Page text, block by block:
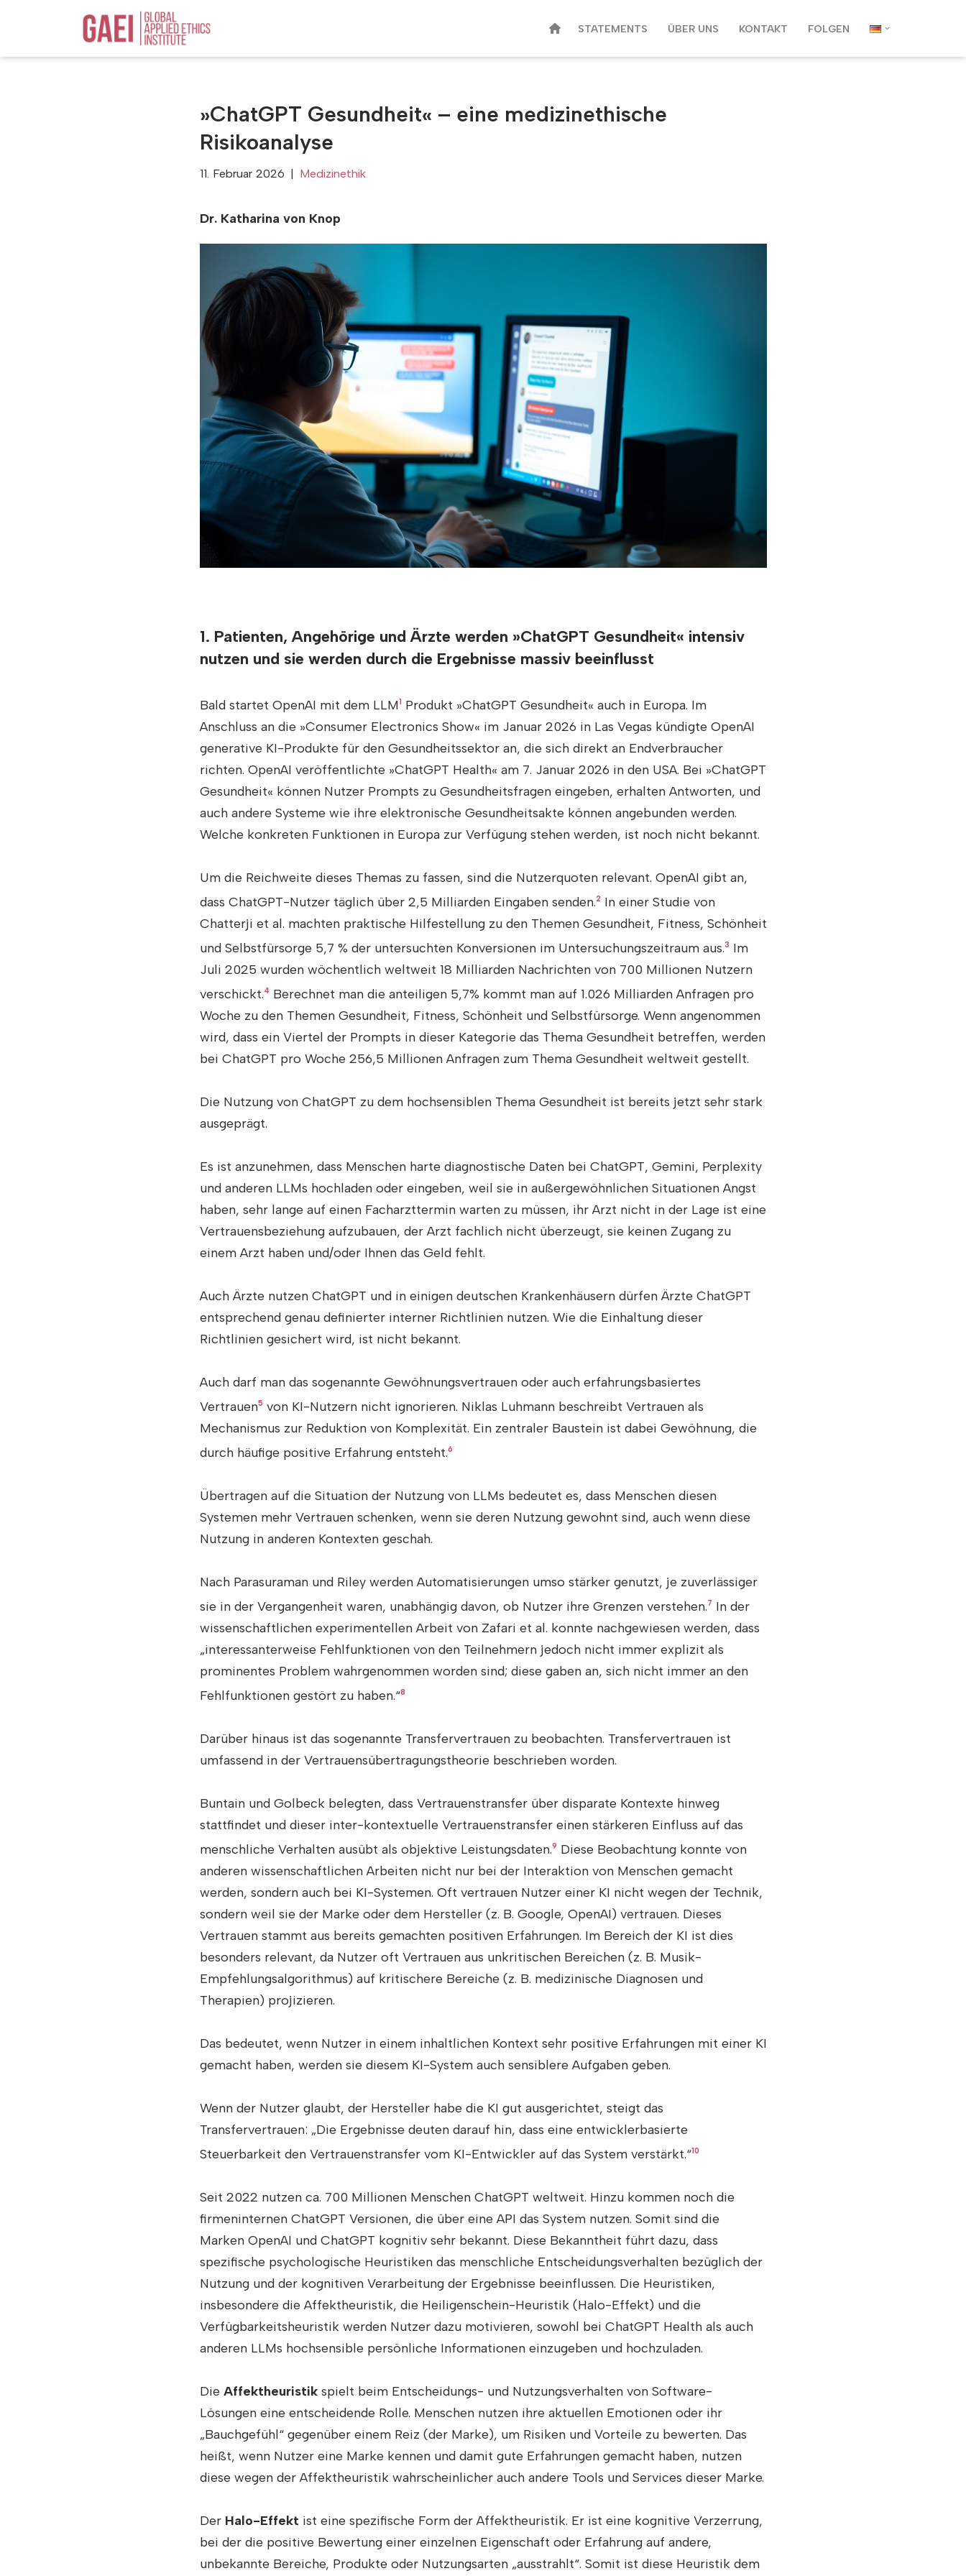
Inhalt
STATEMENTS ÜBER UNS KONTAKT FOLGEN
»ChatGPT Gesundheit« – eine medizinethische
Risikoanalyse
11. Februar 2026 Medizinethik
Dr. Katharina von Knop
1. Patienten, Angehörige und Ärzte werden »ChatGPT Gesundheit« intensiv
nutzen und sie werden durch die Ergebnisse massiv beeinflusst
Bald startet OpenAI mit dem LLM1Produkt »ChatGPT Gesundheit« auch in Europa. Im
Anschluss an die »Consumer Electronics Show« im Januar 2026 in Las Vegas kündigte OpenAI
generative KI-Produkte für den Gesundheitssektor an, die sich direkt an Endverbraucher
richten. OpenAI veröffentlichte »ChatGPT Health« am 7. Januar 2026 in den USA. Bei »ChatGPT
Gesundheit« können Nutzer Prompts zu Gesundheitsfragen eingeben, erhalten Antworten, und
auch andere Systeme wie ihre elektronische Gesundheitsakte können angebunden werden.
Welche konkreten Funktionen in Europa zur Verfügung stehen werden, ist noch nicht bekannt.
Um die Reichweite dieses Themas zu fassen, sind die Nutzerquoten relevant. OpenAI gibt an,
dass ChatGPT-Nutzer täglich über 2,5 Milliarden Eingaben senden.2In einer Studie von
Chatterji et al. machten praktische Hilfestellung zu den Themen Gesundheit, Fitness, Schönheit
und Selbstfürsorge 5,7 % der untersuchten Konversionen im Untersuchungszeitraum aus.3 Im
Juli 2025 wurden wöchentlich weltweit 18 Milliarden Nachrichten von 700 Millionen Nutzern
verschickt.4 Berechnet man die anteiligen 5,7% kommt man auf 1.026 Milliarden Anfragen pro
Woche zu den Themen Gesundheit, Fitness, Schönheit und Selbstfürsorge. Wenn angenommen
wird, dass ein Viertel der Prompts in dieser Kategorie das Thema Gesundheit betreffen, werden
bei ChatGPT pro Woche 256,5 Millionen Anfragen zum Thema Gesundheit weltweit gestellt.
Die Nutzung von ChatGPT zu dem hochsensiblen Thema Gesundheit ist bereits jetzt sehr stark
ausgeprägt.
Es ist anzunehmen, dass Menschen harte diagnostische Daten bei ChatGPT, Gemini, Perplexity
und anderen LLMs hochladen oder eingeben, weil sie in außergewöhnlichen Situationen Angst
haben, sehr lange auf einen Facharzttermin warten zu müssen, ihr Arzt nicht in der Lage ist eine
Vertrauensbeziehung aufzubauen, der Arzt fachlich nicht überzeugt, sie keinen Zugang zu
einem Arzt haben und/oder Ihnen das Geld fehlt.
Auch Ärzte nutzen ChatGPT und in einigen deutschen Krankenhäusern dürfen Ärzte ChatGPT
entsprechend genau definierter interner Richtlinien nutzen. Wie die Einhaltung dieser
Richtlinien gesichert wird, ist nicht bekannt.
Auch darf man das sogenannte Gewöhnungsvertrauen oder auch erfahrungsbasiertes
Vertrauen5 von KI-Nutzern nicht ignorieren. Niklas Luhmann beschreibt Vertrauen als
Mechanismus zur Reduktion von Komplexität. Ein zentraler Baustein ist dabei Gewöhnung, die
durch häufige positive Erfahrung entsteht.6
Übertragen auf die Situation der Nutzung von LLMs bedeutet es, dass Menschen diesen
Systemen mehr Vertrauen schenken, wenn sie deren Nutzung gewohnt sind, auch wenn diese
Nutzung in anderen Kontexten geschah.
Nach Parasuraman und Riley werden Automatisierungen umso stärker genutzt, je zuverlässiger
sie in der Vergangenheit waren, unabhängig davon, ob Nutzer ihre Grenzen verstehen.7 In der
wissenschaftlichen experimentellen Arbeit von Zafari et al. konnte nachgewiesen werden, dass
„interessanterweise Fehlfunktionen von den Teilnehmern jedoch nicht immer explizit als
prominentes Problem wahrgenommen worden sind; diese gaben an, sich nicht immer an den
Fehlfunktionen gestört zu haben.“8
Darüber hinaus ist das sogenannte Transfervertrauen zu beobachten. Transfervertrauen ist
umfassend in der Vertrauensübertragungstheorie beschrieben worden.
Buntain und Golbeck belegten, dass Vertrauenstransfer über disparate Kontexte hinweg
stattfindet und dieser inter-kontextuelle Vertrauenstransfer einen stärkeren Einfluss auf das
menschliche Verhalten ausübt als objektive Leistungsdaten.9 Diese Beobachtung konnte von
anderen wissenschaftlichen Arbeiten nicht nur bei der Interaktion von Menschen gemacht
werden, sondern auch bei KI-Systemen. Oft vertrauen Nutzer einer KI nicht wegen der Technik,
sondern weil sie der Marke oder dem Hersteller (z. B. Google, OpenAI) vertrauen. Dieses
Vertrauen stammt aus bereits gemachten positiven Erfahrungen. Im Bereich der KI ist dies
besonders relevant, da Nutzer oft Vertrauen aus unkritischen Bereichen (z. B. Musik-
Empfehlungsalgorithmus) auf kritischere Bereiche (z. B. medizinische Diagnosen und
Therapien) projizieren.
Das bedeutet, wenn Nutzer in einem inhaltlichen Kontext sehr positive Erfahrungen mit einer KI
gemacht haben, werden sie diesem KI-System auch sensiblere Aufgaben geben.
Wenn der Nutzer glaubt, der Hersteller habe die KI gut ausgerichtet, steigt das
Transfervertrauen: „Die Ergebnisse deuten darauf hin, dass eine entwicklerbasierte
Steuerbarkeit den Vertrauenstransfer vom KI-Entwickler auf das System verstärkt.“10
Seit 2022 nutzen ca. 700 Millionen Menschen ChatGPT weltweit. Hinzu kommen noch die
firmeninternen ChatGPT Versionen, die über eine API das System nutzen. Somit sind die
Marken OpenAI und ChatGPT kognitiv sehr bekannt. Diese Bekanntheit führt dazu, dass
spezifische psychologische Heuristiken das menschliche Entscheidungsverhalten bezüglich der
Nutzung und der kognitiven Verarbeitung der Ergebnisse beeinflussen. Die Heuristiken,
insbesondere die Affektheuristik, die Heiligenschein-Heuristik (Halo-Effekt) und die
Verfügbarkeitsheuristik werden Nutzer dazu motivieren, sowohl bei ChatGPT Health als auch
anderen LLMs hochsensible persönliche Informationen einzugeben und hochzuladen.
Die Affektheuristikspielt beim Entscheidungs- und Nutzungsverhalten von Software-
Lösungen eine entscheidende Rolle. Menschen nutzen ihre aktuellen Emotionen oder ihr
„Bauchgefühl“ gegenüber einem Reiz (der Marke), um Risiken und Vorteile zu bewerten. Das
heißt, wenn Nutzer eine Marke kennen und damit gute Erfahrungen gemacht haben, nutzen
diese wegen der Affektheuristik wahrscheinlicher auch andere Tools und Services dieser Marke.
Der Halo-Effekt ist eine spezifische Form der Affektheuristik. Er ist eine kognitive Verzerrung,
bei der die positive Bewertung einer einzelnen Eigenschaft oder Erfahrung auf andere,
unbekannte Bereiche, Produkte oder Nutzungsarten „ausstrahlt“. Somit ist diese Heuristik dem